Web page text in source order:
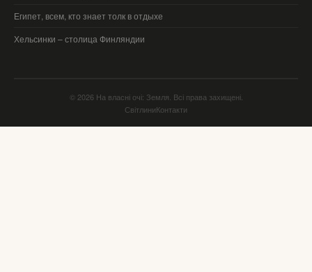
Египет, всем, кто знает толк в отдыхе
Хельсинки – столица Финляндии
© 2026 На власні очі: Земля. Всі права захищені.
СвітлиниКонтакти